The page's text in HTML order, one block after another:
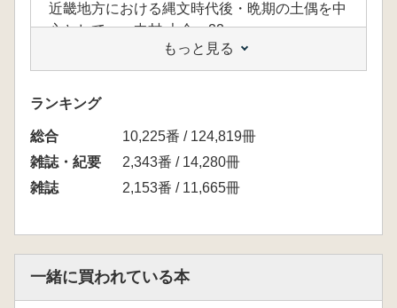
近畿地方における縄文時代後・晩期の土偶を中
心として― 中村 大介 22
■研究メモ■
横穴式石室の増改築について―河内の二室交互
塚古墳をめぐって― 西森 忠幸 28
■特集・地震の考古学28■―長野県―
■陵墓見学会報告■
もっと見る
ランキング
総合
10,225番 / 124,819冊
雑誌・紀要
2,343番 / 14,280冊
雑誌
2,153番 / 11,665冊
一緒に買われている本